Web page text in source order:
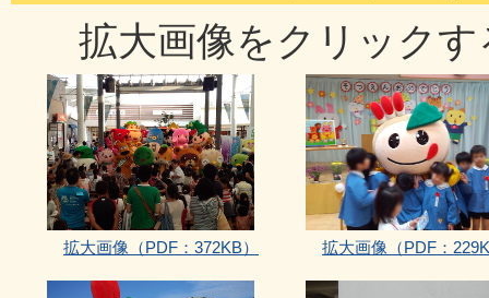
拡大画像をクリックす
拡大画像 （PDF：372KB） 拡大画像 （PDF：